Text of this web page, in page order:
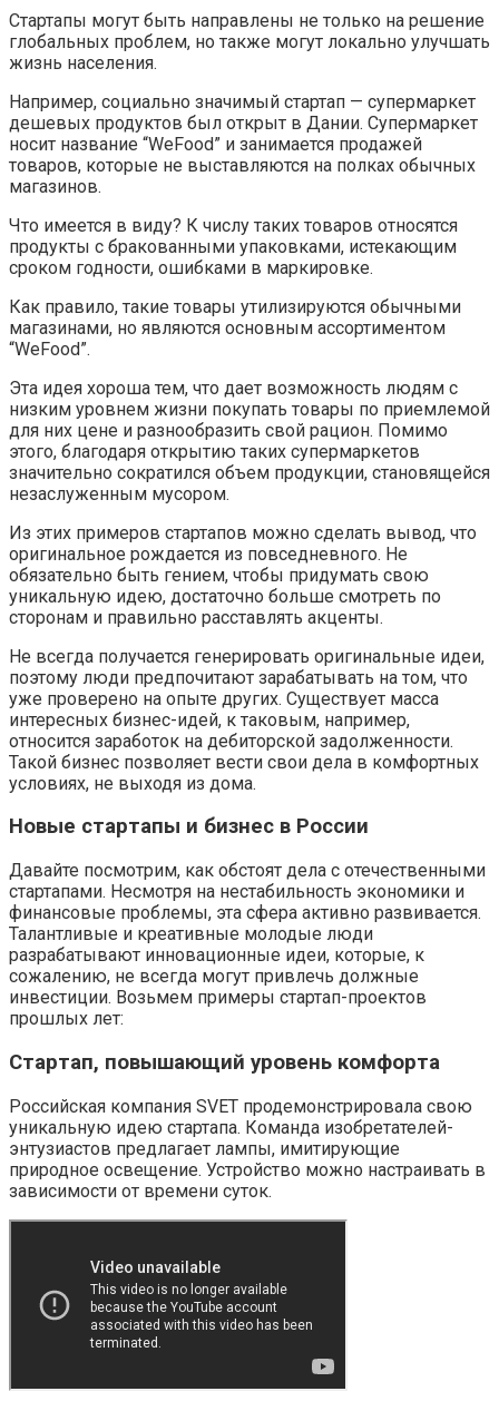
Стартапы могут быть направлены не только на решение
глобальных проблем, но также могут локально улучшать
жизнь населения.
Например, социально значимый стартап — супермаркет
дешевых продуктов был открыт в Дании. Супермаркет
носит название “WeFood” и занимается продажей
товаров, которые не выставляются на полках обычных
магазинов.
Что имеется в виду? К числу таких товаров относятся
продукты с бракованными упаковками, истекающим
сроком годности, ошибками в маркировке.
Как правило, такие товары утилизируются обычными
магазинами, но являются основным ассортиментом
“WeFood”.
Эта идея хороша тем, что дает возможность людям с
низким уровнем жизни покупать товары по приемлемой
для них цене и разнообразить свой рацион. Помимо
этого, благодаря открытию таких супермаркетов
значительно сократился объем продукции, становящейся
незаслуженным мусором.
Из этих примеров стартапов можно сделать вывод, что
оригинальное рождается из повседневного. Не
обязательно быть гением, чтобы придумать свою
уникальную идею, достаточно больше смотреть по
сторонам и правильно расставлять акценты.
Не всегда получается генерировать оригинальные идеи,
поэтому люди предпочитают зарабатывать на том, что
уже проверено на опыте других. Существует масса
интересных бизнес-идей, к таковым, например,
относится заработок на дебиторской задолженности.
Такой бизнес позволяет вести свои дела в комфортных
условиях, не выходя из дома.
Новые стартапы и бизнес в России
Давайте посмотрим, как обстоят дела с отечественными
стартапами. Несмотря на нестабильность экономики и
финансовые проблемы, эта сфера активно развивается.
Талантливые и креативные молодые люди
разрабатывают инновационные идеи, которые, к
сожалению, не всегда могут привлечь должные
инвестиции. Возьмем примеры стартап-проектов
прошлых лет:
Стартап, повышающий уровень комфорта
Российская компания SVET продемонстрировала свою
уникальную идею стартапа. Команда изобретателей-
энтузиастов предлагает лампы, имитирующие
природное освещение. Устройство можно настраивать в
зависимости от времени суток.